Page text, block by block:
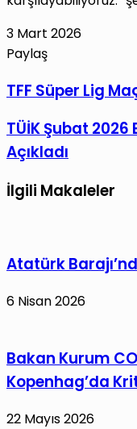
3 Mart 2026
Paylaş
Posta
paylaş
TFF
Lig
Maçları
Erteleme
TFF Süper Lig
TÜİK
Şubat
2026
Enflasyon
TÜİK Şubat 2026
Açıkladı
İlgili Makaleler
Atatürk
6 Nisan 2026
Bakan Kurum
Kopenhag’da
22 Mayıs 2026